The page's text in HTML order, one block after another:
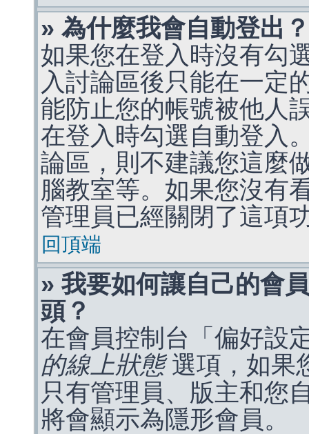
» 為什麼我會自動登出？
如果您在登入時沒有勾
入討論區後只能在一定
能防止您的帳號被他人
在登入時勾選自動登入
論區，則不建議您這麼
腦教室等。如果您沒有
管理員已經關閉了這項
回頂端
» 我要如何讓自己的會
頭？
在會員控制台「偏好設
的線上狀態選項，如果
只有管理員、版主和您
將會顯示為隱形會員。